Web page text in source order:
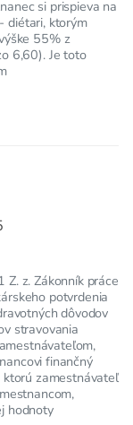
si prispieva na
diétari, ktorým
55% z
6,60). Je toto
z. Zákonník práce
potvrdenia
dôvodov
stravovania
finančný
ktorú zamestnávateľ
hodnoty